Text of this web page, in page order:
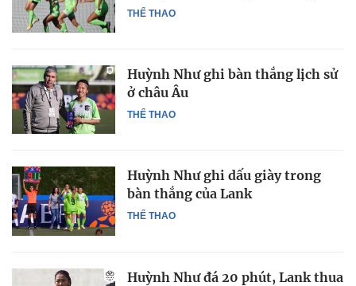
THỂ THAO
THỂ THAO
Huỳnh Như ghi bàn thắng lịch sử
ở châu Âu
THỂ THAO
Huỳnh Như ghi dấu giày trong
bàn thắng của Lank
Huỳnh Như đá 20 phút, Lank thua